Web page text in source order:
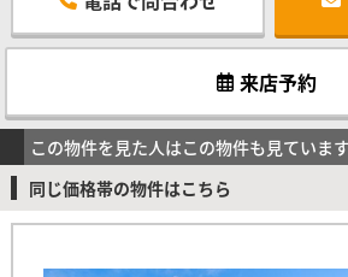
来店予約
この物件を見た人はこの物件も見ています
同じ価格帯の物件はこちら